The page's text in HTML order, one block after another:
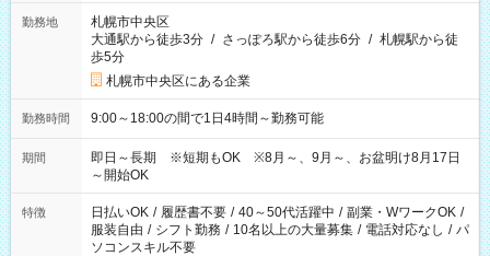
勤務地
札幌市中央区
大通駅から徒歩3分 / さっぽろ駅から徒歩6分 / 札幌駅から徒
歩5分
札幌市中央区にある企業
勤務時間 9:00～18:00の間で1日4時間～勤務可能
期間
即日～長期 ※短期もOK ※8月～、9月～、お盆明け8月17日
～開始OK
特徴 日払いOK / 履歴書不要 / 40～50代活躍中 / 副業・WワークOK /
服装自由 / シフト勤務 / 10名以上の大量募集 / 電話対応なし / パ
ソコンスキル不要